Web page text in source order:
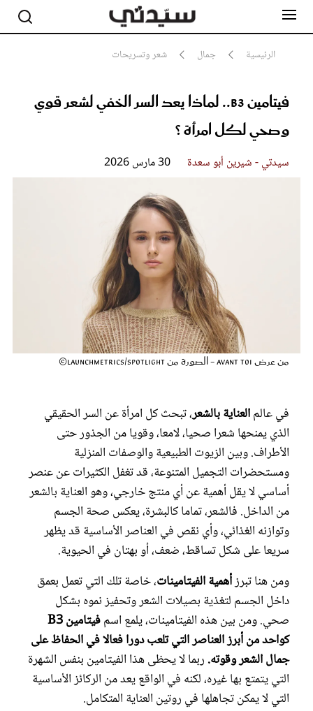
الرئيسية جمال شعر وتسريحات
فيتامين B3.. لماذا يعد السر الخفي لشعر قوي
وصحي لكل امرأة ؟
سيدتي - شيرين أبو سعدة 30 مارس 2026
من عرض Avant Toi - الصورة من Launchmetrics/Spotlight©
في عالمالعناية بالشعر، تبحث كل امرأة عن السر الحقيقي
الذي يمنحها شعرا صحيا، لامعا، وقويا من الجذور حتى
الأطراف. وبين الزيوت الطبيعية والوصفات المنزلية
ومستحضرات التجميل المتنوعة، قد تغفل الكثيرات عن عنصر
أساسي لا يقل أهمية عن أي منتج خارجي، وهو العناية بالشعر
من الداخل. فالشعر، تماما كالبشرة، يعكس صحة الجسم
وتوازنه الغذائي، وأي نقص في العناصر الأساسية قد يظهر
سريعا على شكل تساقط، ضعف، أو بهتان في الحيوية.
ومن هنا تبرزأهمية الفيتامينات، خاصة تلك التي تعمل بعمق
داخل الجسم لتغذية بصيلات الشعر وتحفيز نموه بشكل
صحي. ومن بين هذه الفيتامينات، يلمع اسم
فيتامين B3
كواحد من أبرز العناصر التي تلعب دورا فعالا في الحفاظ على
جمال الشعر وقوته. ربما لا يحظى هذا الفيتامين بنفس الشهرة
التي يتمتع بها غيره، لكنه في الواقع يعد من الركائز الأساسية
التي لا يمكن تجاهلها في روتين العناية المتكامل.
مشاهير
أناقة
جمال
صحة ورشاقة
سيدتي وطفلك
لايف ستايل
مجلة سيدتي
غلاف رقمي